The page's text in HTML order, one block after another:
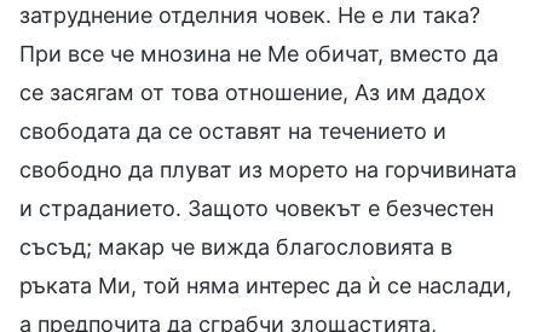
затруднение отделния човек. Не е ли така?
При все че мнозина не Ме обичат, вместо да
се засягам от това отношение, Аз им дадох
свободата да се оставят на течението и
свободно да плуват из морето на горчивината
и страданието. Защото човекът е безчестен
съсъд; макар че вижда благословията в
ръката Ми, той няма интерес да ѝ се наслади,
а предпочита да сграбчи злощастията,